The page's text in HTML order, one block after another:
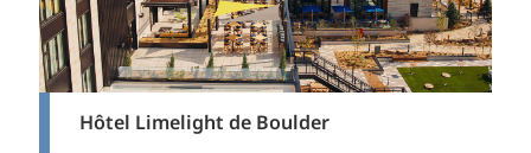
Hôtel Limelight de Boulder